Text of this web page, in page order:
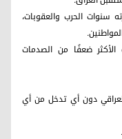
سنوات الحرب والعقوبات،
ضعفًا من الصدمات
دون أي تدخل من أي